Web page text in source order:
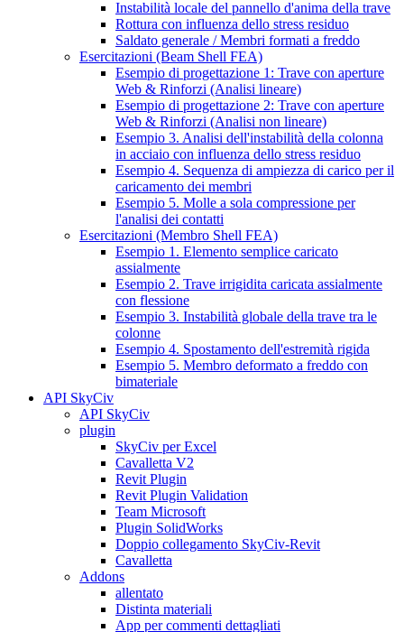
Instabilità locale del pannello d'anima della trave
Rottura con influenza dello stress residuo
Saldato generale / Membri formati a freddo
Esercitazioni (Beam Shell FEA)
Esempio di progettazione 1: Trave con aperture
Web & Rinforzi (Analisi lineare)
Esempio di progettazione 2: Trave con aperture
Web & Rinforzi (Analisi non lineare)
Esempio 3. Analisi dell'instabilità della colonna
in acciaio con influenza dello stress residuo
Esempio 4. Sequenza di ampiezza di carico per il
caricamento dei membri
Esempio 5. Molle a sola compressione per
l'analisi dei contatti
Esercitazioni (Membro Shell FEA)
Esempio 1. Elemento semplice caricato
assialmente
Esempio 2. Trave irrigidita caricata assialmente
con flessione
Esempio 3. Instabilità globale della trave tra le
colonne
Esempio 4. Spostamento dell'estremità rigida
Esempio 5. Membro deformato a freddo con
bimateriale
API SkyCiv
API SkyCiv
plugin
SkyCiv per Excel
Cavalletta V2
Revit Plugin
Revit Plugin Validation
Team Microsoft
Plugin SolidWorks
Doppio collegamento SkyCiv-Revit
Cavalletta
Addons
allentato
Distinta materiali
App per commenti dettagliati